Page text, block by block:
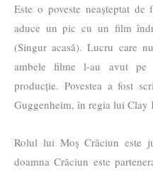
Este o poveste neașteptat
aduce un pic cu un film
(Singur acasă). Lucru care
ambele filme l-au avut pe
producție. Povestea a fost
Guggenheim, în regia lui Clay
Rolul lui Moș Crăciun este
doamna Crăciun este